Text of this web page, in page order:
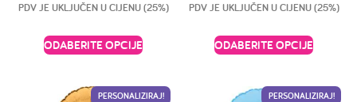
PDV JE UKLJUČEN U CIJENU (25%)
ODABERITE OPCIJE
PDV JE UKLJUČEN U CIJENU (25%)
ODABERITE OPCIJE
PERSONALIZIRAJ! PERSONALIZIRAJ!